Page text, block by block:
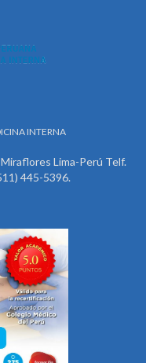
INTERNA
Lima-Perú Telf.
445-5396.